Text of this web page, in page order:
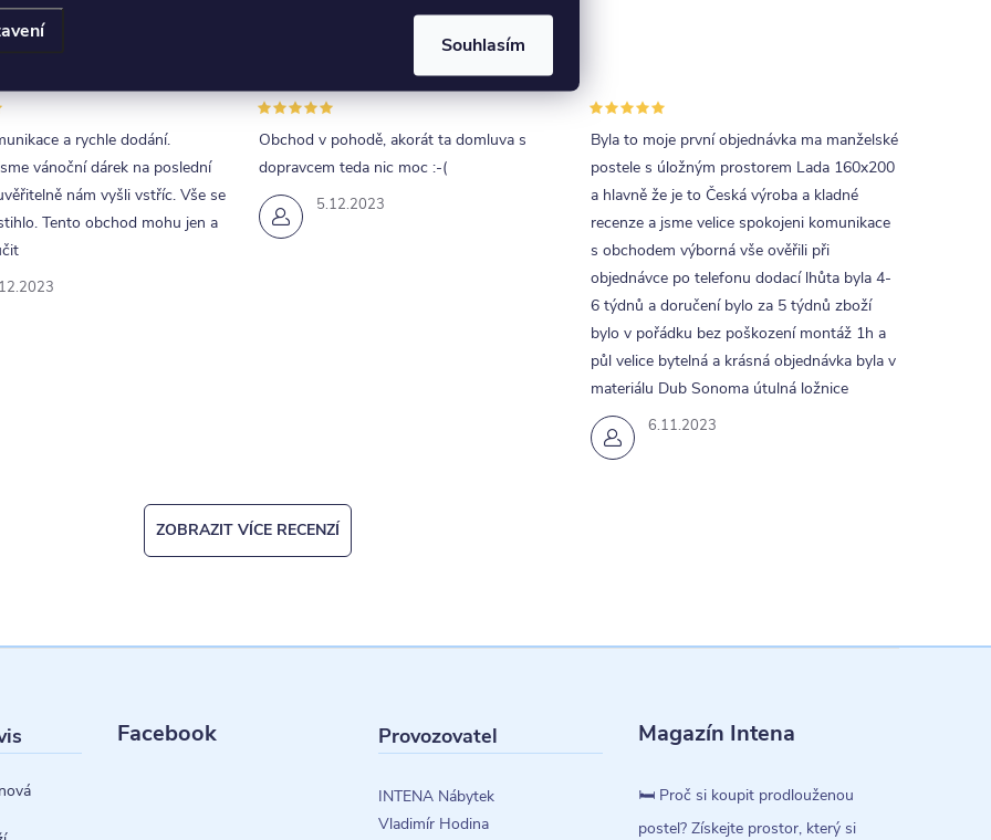
Souhlasím
a rychle dodání.
vánoční dárek na poslední
nám vyšli vstříc. Vše se
Tento obchod mohu jen a
5.12.2023
Obchod v pohodě, akorát ta domluva s
dopravcem teda nic moc :-(
6.11.2023
Byla to moje první objednávka ma manželské
postele s úložným prostorem Lada 160x200
a hlavně že je to Česká výroba a kladné
recenze a jsme velice spokojeni komunikace
s obchodem výborná vše ověřili při
objednávce po telefonu dodací lhůta byla 4-
6 týdnů a doručení bylo za 5 týdnů zboží
bylo v pořádku bez poškození montáž 1h a
půl velice bytelná a krásná objednávka byla v
materiálu Dub Sonoma útulná ložnice
ZOBRAZIT VÍCE RECENZÍ
Facebook Provozovatel
INTENA Nábytek
Vladimír Hodina
Magazín Intena
🛏️ Proč si koupit prodlouženou
postel? Získejte prostor, který si